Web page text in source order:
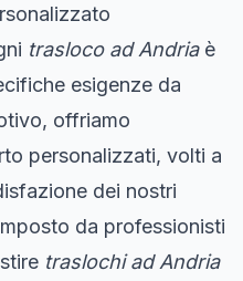
trasloco ad Andriaè
esigenze da
offriamo
personalizzati, volti a
dei nostri
da professionisti
traslochi ad Andria